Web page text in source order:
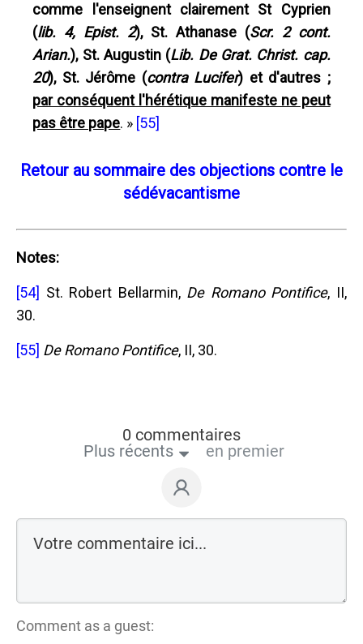
comme l'enseignent clairement St Cyprien
(lib. 4, Epist. 2), St. Athanase (Scr. 2 cont.
Arian.), St. Augustin (Lib. De Grat. Christ. cap.
20), St. Jérôme (contra Lucifer) et d'autres ;
par conséquent l'hérétique manifeste ne peut
pas être pape. » [55]
Retour au sommaire des objections contre le
sédévacantisme
Notes:
[54] St. Robert Bellarmin, De Romano Pontifice, II,
30.
[55] De Romano Pontifice, II, 30.
0 commentaires
Plus récents
en premier
Comment as a guest: